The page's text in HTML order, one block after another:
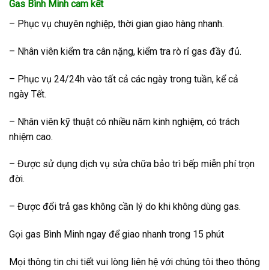
Gas Bình Minh cam kết
– Phục vụ chuyên nghiệp, thời gian giao hàng nhanh.
– Nhân viên kiểm tra cân nặng, kiểm tra rò rỉ gas đầy đủ.
– Phục vụ 24/24h vào tất cả các ngày trong tuần, kể cả
ngày Tết.
– Nhân viên kỹ thuật có nhiều năm kinh nghiệm, có trách
nhiệm cao.
– Được sử dụng dịch vụ sửa chữa bảo trì bếp miễn phí trọn
đời.
– Được đổi trả gas không cần lý do khi không dùng gas.
Gọi gas Bình Minh ngay để giao nhanh trong 15 phút
Mọi thông tin chi tiết vui lòng liên hệ với chúng tôi theo thông